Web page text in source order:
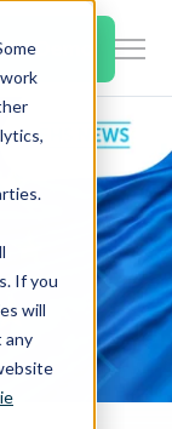
If you
will
any
a Demo
for
&
for
for